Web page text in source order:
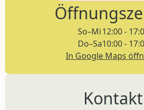
So–Mi
Do–Sa
12:00 -
10:00 -
In Google Maps
Kontakt